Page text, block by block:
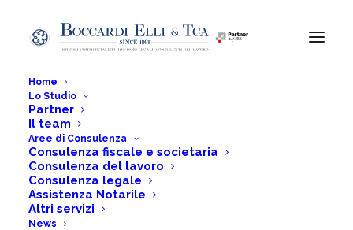
Home
Lo Studio
Partner
Il team
Aree di Consulenza
Consulenza fiscale e societaria
Consulenza del lavoro
Consulenza legale
Assistenza Notarile
Altri servizi
News
fisco
Home Posts Tagged "fisco"